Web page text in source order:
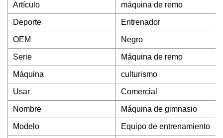
Artículo máquina de remo
Deporte Entrenador
OEM Negro
Serie Máquina de remo
Máquina culturismo
Usar Comercial
Nombre Máquina de gimnasio
Modelo Equipo de entrenamiento